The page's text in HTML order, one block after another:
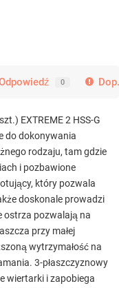
0
EXTREME 2 HSS-G
do dokonywania
rodzaju, tam gdzie
i pozbawione
który pozwala
doskonale prowadzi
ostrza pozwalają na
przy małej
wytrzymałość na
3-płaszczyznowy
wiertarki i zapobiega